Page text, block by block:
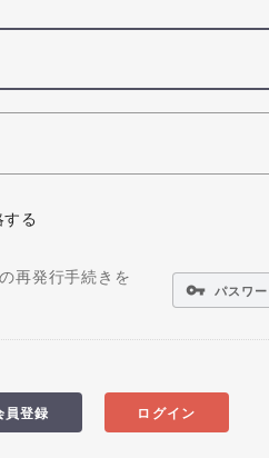
る
再発行手続きを
vpn_key パスワ
ログイン
員登録